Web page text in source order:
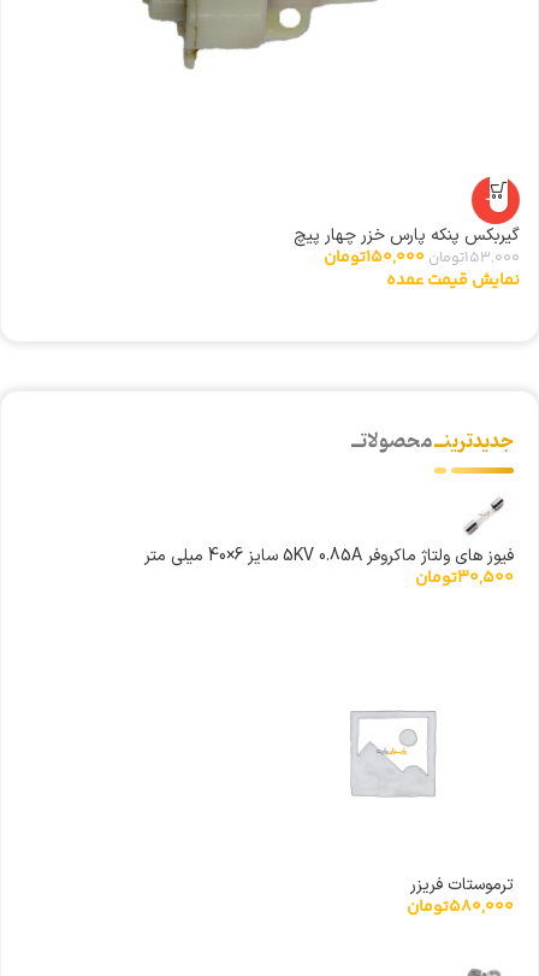
-2%
گیربکس پنکه پارس خزر چهار پیچ
153,000تومان 150,000تومان
نمایش قیمت عمده
جدیدترینــمحصولاتــ
فیوز های ولتاژ ماکروفر 5KV 0.85A سایز 6×40 میلی متر
30,500تومان
ترموستات فریزر
580,000تومان